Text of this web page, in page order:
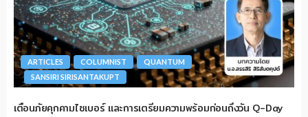
ARTICLES COLUMNIST
QUANTUM
SANSIRI SIRISANTAKUPT
เตือนภัยคุกคามไซเบอร์ และการเตรียมความพร้อมก่อนถึงวัน Q-Day